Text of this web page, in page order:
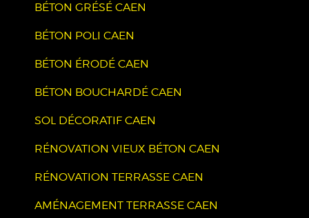
BÉTON GRÉSÉ CAEN
BÉTON POLI CAEN
BÉTON ÉRODÉ CAEN
BÉTON BOUCHARDÉ CAEN
SOL DÉCORATIF CAEN
RÉNOVATION VIEUX BÉTON CAEN
RÉNOVATION TERRASSE CAEN
AMÉNAGEMENT TERRASSE CAEN